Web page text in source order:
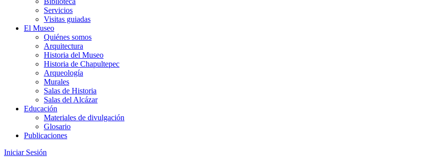
Servicios
Visitas guiadas
El Museo
Quiénes somos
Arquitectura
Historia del Museo
Historia de Chapultepec
Arqueología
Murales
Salas de Historia
Salas del Alcázar
Educación
Materiales de divulgación
Glosario
Publicaciones
Iniciar Sesión